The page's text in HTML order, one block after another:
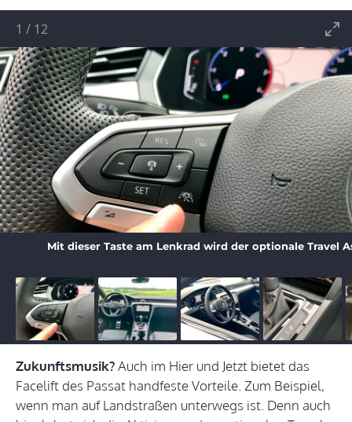
Mit dieser Taste am Lenkrad wird der optionale Travel
1 / 12
Zukunftsmusik?Auch im Hier und Jetzt bietet das
Facelift des Passat handfeste Vorteile. Zum Beispiel,
wenn man auf Landstraßen unterwegs ist. Denn auch